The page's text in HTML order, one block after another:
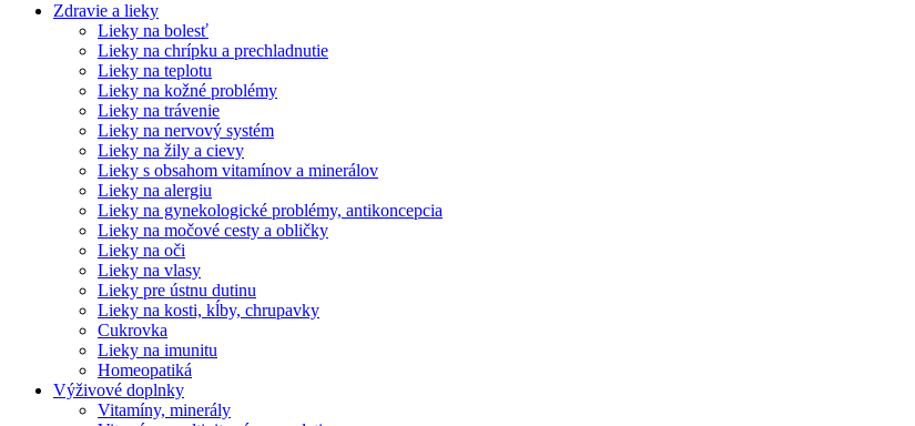
Zdravie a lieky
Lieky na bolesť
Lieky na chrípku a prechladnutie
Lieky na teplotu
Lieky na kožné problémy
Lieky na trávenie
Lieky na nervový systém
Lieky na žily a cievy
Lieky s obsahom vitamínov a minerálov
Lieky na alergiu
Lieky na gynekologické problémy, antikoncepcia
Lieky na močové cesty a obličky
Lieky na oči
Lieky na vlasy
Lieky pre ústnu dutinu
Lieky na kosti, kĺby, chrupavky
Cukrovka
Lieky na imunitu
Homeopatiká
Výživové doplnky
Vitamíny, minerály